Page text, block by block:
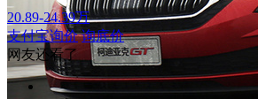
20.89-24.39万
支付宝询价 询底价
网友还看了